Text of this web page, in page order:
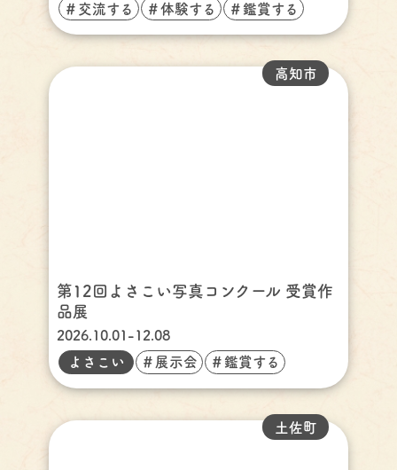
＃交流する ＃体験する ＃鑑賞する
第12回よさこい写真コンクール 受賞作
品展
高知市
2026.10.01-12.08
よさこい
＃展示会 ＃鑑賞する
土佐町